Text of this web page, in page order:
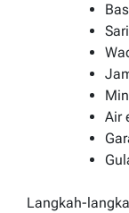
Air
Langkah-